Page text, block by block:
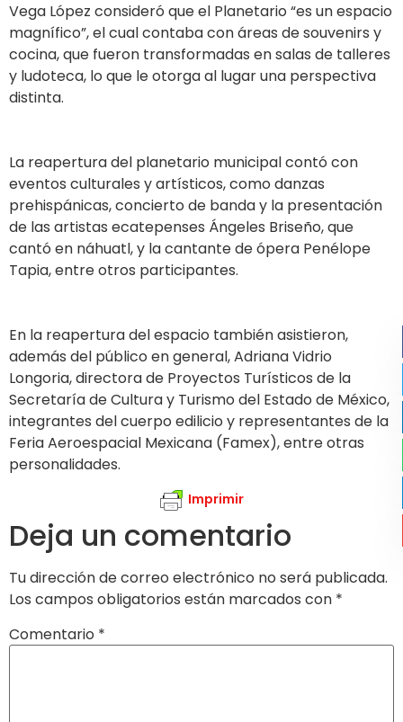
Vega López consideró que el Planetario “es un espacio
magnífico”, el cual contaba con áreas de souvenirs y
cocina, que fueron transformadas en salas de talleres
y ludoteca, lo que le otorga al lugar una perspectiva
distinta.
La reapertura del planetario municipal contó con
eventos culturales y artísticos, como danzas
prehispánicas, concierto de banda y la presentación
de las artistas ecatepenses Ángeles Briseño, que
cantó en náhuatl, y la cantante de ópera Penélope
Tapia, entre otros participantes.
En la reapertura del espacio también asistieron,
además del público en general, Adriana Vidrio
Longoria, directora de Proyectos Turísticos de la
Secretaría de Cultura y Turismo del Estado de México,
integrantes del cuerpo edilicio y representantes de la
Feria Aeroespacial Mexicana (Famex), entre otras
personalidades.
Imprimir
Deja un comentario
Tu dirección de correo electrónico no será publicada.
Los campos obligatorios están marcados con *
Comentario *